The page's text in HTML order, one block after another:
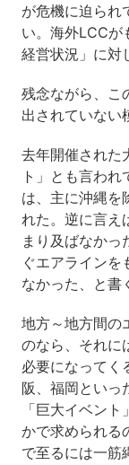
が危機に迫られ
い。海外LCCが
経営状況」に対
残念ながら、こ
出されていない
去年開催された
ト」とも言わ
は、主に沖縄を
れた。逆に言え
まり及ばなかっ
ぐエアラインを
なかった、と書
地方～地方間の
のなら、それに
必要になってく
阪、福岡といっ
「巨大イベン
かで求められる
で至るには一筋